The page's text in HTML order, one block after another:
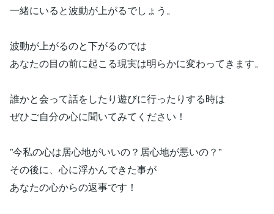
一緒にいると波動が上がるでしょう。
波動が上がるのと下がるのでは
あなたの目の前に起こる現実は明らかに変わってきます。
誰かと会って話をしたり遊びに行ったりする時は
ぜひご自分の心に聞いてみてください！
”今私の心は居心地がいいの？居心地が悪いの？”
その後に、心に浮かんできた事が
あなたの心からの返事です！